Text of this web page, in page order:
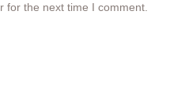
for the next time I comment.